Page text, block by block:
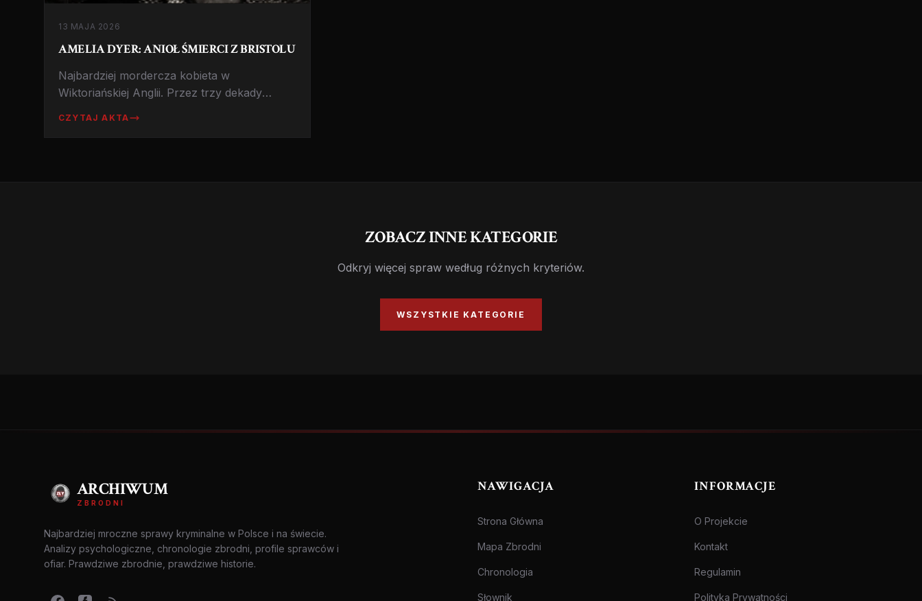
13 MAJA 2026
AMELIA DYER: ANIOŁ ŚMIERCI Z BRISTOLU
Najbardziej mordercza kobieta w
Wiktoriańskiej Anglii. Przez trzy dekady
CZYTAJ AKTA
ZOBACZ INNE KATEGORIE
Odkryj więcej spraw według różnych kryteriów.
WSZYSTKIE KATEGORIE
ARCHIWUM
ZBRODNI
Najbardziej mroczne sprawy kryminalne w Polsce i na świecie.
Analizy psychologiczne, chronologie zbrodni, profile sprawców i
ofiar. Prawdziwe zbrodnie, prawdziwe historie.
NAWIGACJA
Strona Główna
Mapa Zbrodni
Chronologia
Słownik
INFORMACJE
O Projekcie
Kontakt
Regulamin
Polityka Prywatności